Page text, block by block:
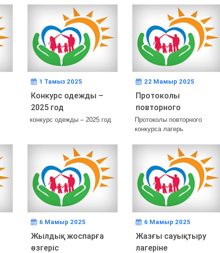
1 Тамыз 2025
Конкурс одежды –
2025 год
конкурс одежды – 2025 год
22 Мамыр 2025
Протоколы
повторного
конкурса лагерь
Протоколы повторного
конкурса лагерь
6 Мамыр 2025
Жылдық жоспарға
өзгеріс
6 Мамыр 2025
Жазғы сауықтыру
лагеріне